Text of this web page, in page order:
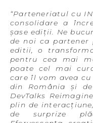
“Parteneriatul cu
consolidare a
șase ediții. Ne
de noi ca partener
editii, o
pentru cea mai
poate cel mai
care îl vom avea
din România și
DevTalks
plin de
de surprize